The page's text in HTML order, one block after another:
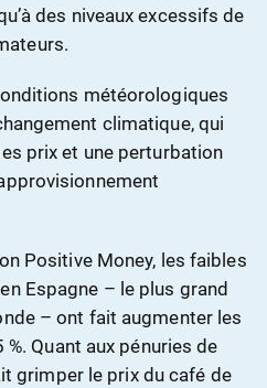
des niveaux excessifs de
météorologiques
climatique, qui
prix et une perturbation
Positive Money, les faibles
Espagne – le plus grand
– ont fait augmenter les
%. Quant aux pénuries de
grimper le prix du café de